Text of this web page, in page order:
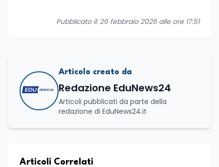
Pubblicato il: 26 febbraio 2026 alle ore 17:51
Articolo creato da
Redazione EduNews24
Articoli pubblicati da parte della
redazione di EduNews24.it
Articoli Correlati